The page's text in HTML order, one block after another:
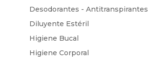
Desodorantes - Antitranspirantes
Diluyente Estéril
Higiene Bucal
Higiene Corporal